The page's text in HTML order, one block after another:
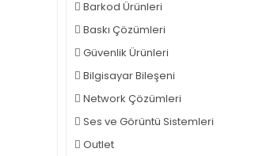
Barkod Ürünleri
Baskı Çözümleri
Güvenlik Ürünleri
Bilgisayar Bileşeni
Network Çözümleri
Ses ve Görüntü Sistemleri
Outlet